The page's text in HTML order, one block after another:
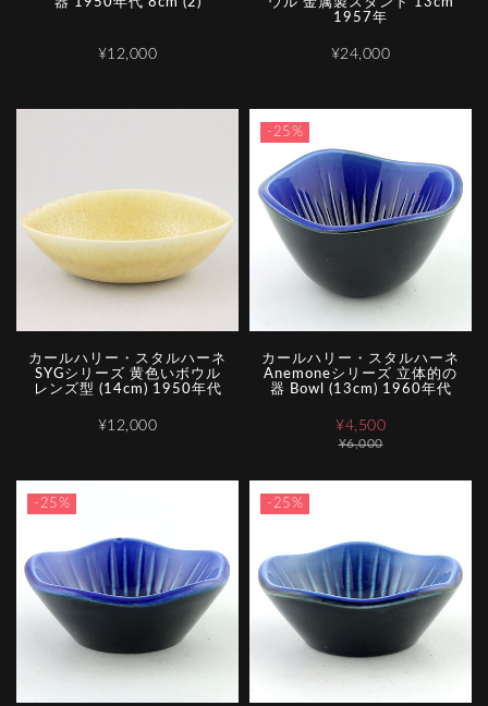
¥12,000
1957年
¥24,000
カールハリー・スタルハーネ
SYGシリーズ 黄色いボウル
レンズ型 (14cm) 1950年代
¥12,000
-25%
カールハリー・スタルハーネ
Anemoneシリーズ 立体的の
器 Bowl (13cm) 1960年代
¥6,000
¥4,500
-25% -25%